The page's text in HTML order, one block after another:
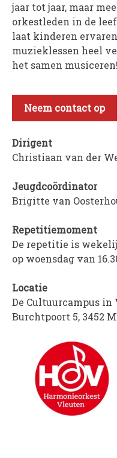
jaar tot jaar, maar
orkestleden in de
laat kinderen
muzieklessen heel
het samen musiceren!
Neem contact op
Dirigent
Christiaan van der
Jeugdcoördinator
Brigitte van
Repetitiemoment
De repetitie is
op woensdag van
Locatie
De Cultuurcampus
Burchtpoort 5, 3452